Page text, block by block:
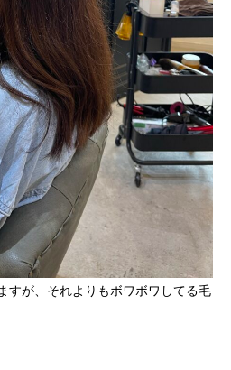
すが、それよりもボワボワしてる毛